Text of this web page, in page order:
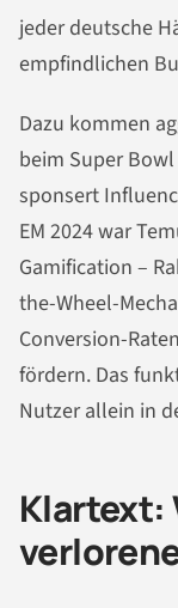
jeder deutsche
empfindlichen
Dazu kommen
beim Super
sponsert
EM 2024 war
Gamification –
the-Wheel-
Conversion-
fördern. Das
Nutzer allein in
Klartext: